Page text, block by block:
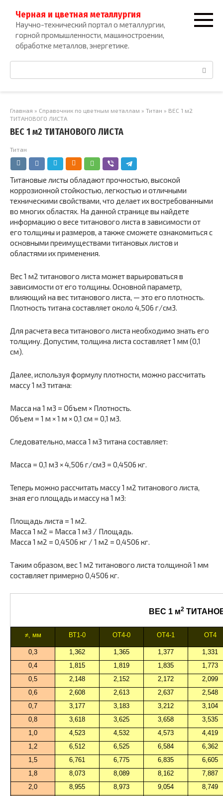
контенту
Черная и цветная металлургия
Научно-технический портал о металлургии,
горной промышленности, машиностроении,
обработке металлов, энергетике.
Поиск:
Главная » Справочник по цветным металлам » Титан » ВЕС 1 м2
ТИТАНОВОГО ЛИСТА
ВЕС 1 м2 ТИТАНОВОГО ЛИСТА
Титан
Титановые листы обладают прочностью, высокой
коррозионной стойкостью, легкостью и отличными
техническими свойствами, что делает их востребованными
во многих областях. На данной странице вы найдете
информацию о весе титанового листа в зависимости от
его толщины и размеров, а также сможете ознакомиться с
основными преимуществами титановых листов и
областями их применения.
Вес 1 м2 титанового листа может варьироваться в
зависимости от его толщины. Основной параметр,
влияющий на вес титанового листа, — это его плотность.
Плотность титана составляет около 4,506 г/см3.
Для расчета веса титанового листа необходимо знать его
толщину. Допустим, толщина листа составляет 1 мм (0,1
см).
Далее, используя формулу плотности, можно рассчитать
массу 1 м3 титана:
Масса на 1 м3 = Объем × Плотность.
Объем = 1 м × 1 м × 0,1 см = 0,1 м3.
Следовательно, масса 1 м3 титана составляет:
Масса = 0,1 м3 × 4,506 г/см3 = 0,4506 кг.
Теперь можно рассчитать массу 1 м2 титанового листа,
зная его площадь и массу на 1 м3:
Площадь листа = 1 м2.
Масса 1 м2 = Масса 1 м3 / Площадь.
Масса 1 м2 = 0,4506 кг / 1 м2 = 0,4506 кг.
Таким образом, вес 1 м2 титанового листа толщиной 1 мм
составляет примерно 0,4506 кг.
ВЕС 1 м2
≠, мм ВТ1-0 ОТ4-0 ОТ4-1 ОТ4
0,3 1,362 1,365 1,377
1,331
0,4
1,815 1,819 1,835
1,773
0,5
2,148 2,152 2,172
2,099
0,6
2,608 2,613 2,637
2,548
0,7
3,177 3,183 3,212
3,104
0,8
3,618 3,625 3,658
3,535
1,0
4,523 4,532 4,573
4,419
1,2
6,512 6,525 6,584
6,362
1,5
6,761 6,775 6,835
6,605
1,8
8,073 8,089 8,162
7,887
2,0
8,955 8,973 9,054
8,749